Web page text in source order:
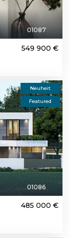
01087
549 900 €
Neuheit
Featured
01086
485 000 €